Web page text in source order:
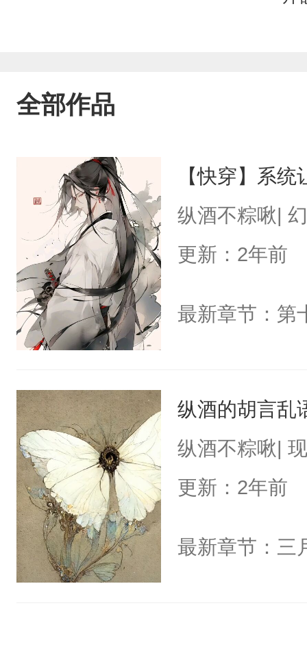
全部作品
【快穿】系
纵酒不粽啾|
更新：2年前
最新章节：第
纵酒的胡言乱
纵酒不粽啾|
更新：2年前
最新章节：三